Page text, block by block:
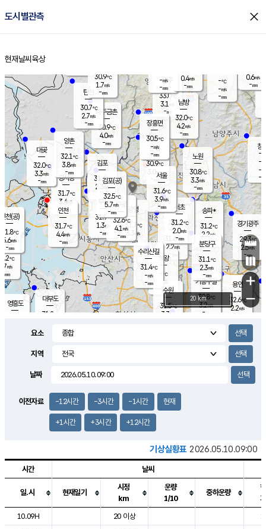
도시별관측 close
홈
현재날씨 육상
의도
℃
m/s
mm
영흥도
양주
33.0℃
3.1
-mm
과천
31.6℃
2.2m/s
- mm
용인
32.6℃
2.2m/s
경기광주
29.3℃
2.5m/s
-mm
3.4m/s
대부도
31.2
경서동
31.7℃
3.4 m/s
-mm
파주금촌
30.9℃
4.0m/s
-mm
-℃
-m/s
-mm
대곶
32.0℃
3.3m/s
-mm
창
-
-m/
-
탄현
30.7℃
2.7m/s
-mm
0.6m/s
-mm
의왕
- ℃
m/s
mm
김포
31.4℃
2.3 m/s
mm
광명
31.7 ℃
3.3 m/s
-mm
부천
31.9℃
1.3m/s
-mm
양촌
32.1℃
3.8m/s
-mm
구로
32.6℃
4.1 m/s
-mm
은평
30.9℃
3.0 m/s
- mm
노원
30.8℃
3.3m/s
-mm
송파*
31.2℃
2.2m/s
-mm
서초
31.2℃
2.0m/s
-mm
남방
32.0℃
4.2m/s
-mm
기흥구갈
30.8℃
3.2m/s
-
수리산길
31.4℃
-m/s
-mm
분당구
31.1℃
2.3m/s
-mm
장흥면
30.5℃
-m/s
-mm
-m/s
-mm
인천(공)
31.8℃
5.6m/s
-mm
김포(공)
32.5℃
5.7m/s
-mm
수원
31.5℃
3.3 m/s
인천
31.7℃
4.4m/s
-mm
서울
31.6℃
3.9m/s
-mm
30.9℃
1.7m/s
-mm
0.4m/s
-mm
+
−
20 km
요소
지역
날짜
이전자료 -12시간 -3시간 -1시간 현재
+1시간 +3시간 +12시간
기상실황표 2026.05.10.09:00
도시별 기상실황표로 지점, 날씨, 기온, 강수, 바람, 기압등을 안내한 표입
시간 날씨
일.시 현재일기
시정
km
운량
1/10
중하운량
10.09H
20 이상